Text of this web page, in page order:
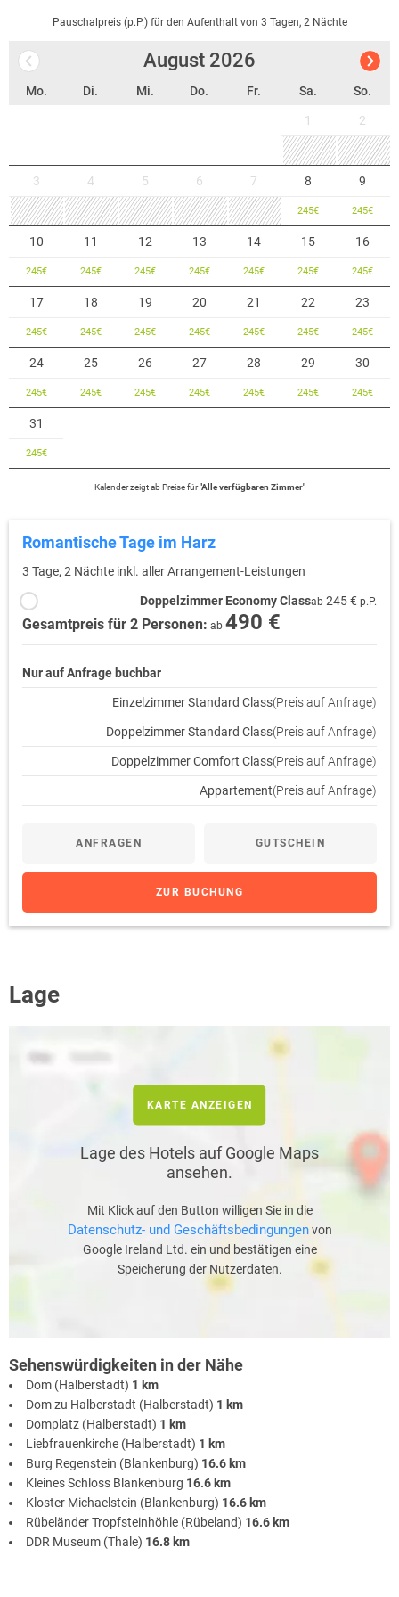
als auch im modernen Biergarten lecker gespeist und getrunken
Zum Freizeit- und Tourismuscenter gehören außerdem das 3-Sterne
Hotel Ambiente, die Sport Factory als Fitness- und Sportcenter und
Pauschalpreis (p.P.) für den Aufenthalt von 3 Tagen, 2 Nächte
August 2026
Mo. Di. Mi. Do. Fr. Sa. So.
1 2
3 4 5 6 7 8
245€
9
245€
10
245€
11
245€
12
245€
13
245€
14
245€
15
245€
16
245€
17
245€
18
245€
19
245€
20
245€
21
245€
22
245€
23
245€
24
245€
25
245€
26
245€
27
245€
28
245€
29
245€
30
245€
31
245€
Kalender zeigtab Preise für"Alle verfügbaren Zimmer"
Romantische Tage im Harz
3 Tage, 2 Nächte inkl. aller Arrangement-Leistungen
Doppelzimmer Economy Classab 245 € p.P.
Gesamtpreis für 2 Personen: ab 490 €
Nur auf Anfrage buchbar
Einzelzimmer Standard Class(Preis auf Anfrage)
Doppelzimmer Standard Class(Preis auf Anfrage)
Doppelzimmer Comfort Class(Preis auf Anfrage)
Appartement(Preis auf Anfrage)
ANFRAGEN GUTSCHEIN
ZUR BUCHUNG
Lage
KARTE ANZEIGEN
Lage des Hotels auf Google Maps
ansehen.
Mit Klick auf den Button willigen Sie in die
Datenschutz- und Geschäftsbedingungenvon
Google Ireland Ltd. ein und bestätigen eine
Speicherung der Nutzerdaten.
Sehenswürdigkeiten in der Nähe
Dom (Halberstadt) 1 km
Dom zu Halberstadt (Halberstadt) 1 km
Domplatz (Halberstadt) 1 km
Liebfrauenkirche (Halberstadt) 1 km
Burg Regenstein (Blankenburg) 16.6 km
Kleines Schloss Blankenburg 16.6 km
Kloster Michaelstein (Blankenburg) 16.6 km
Rübeländer Tropfsteinhöhle (Rübeland) 16.6 km
DDR Museum (Thale) 16.8 km